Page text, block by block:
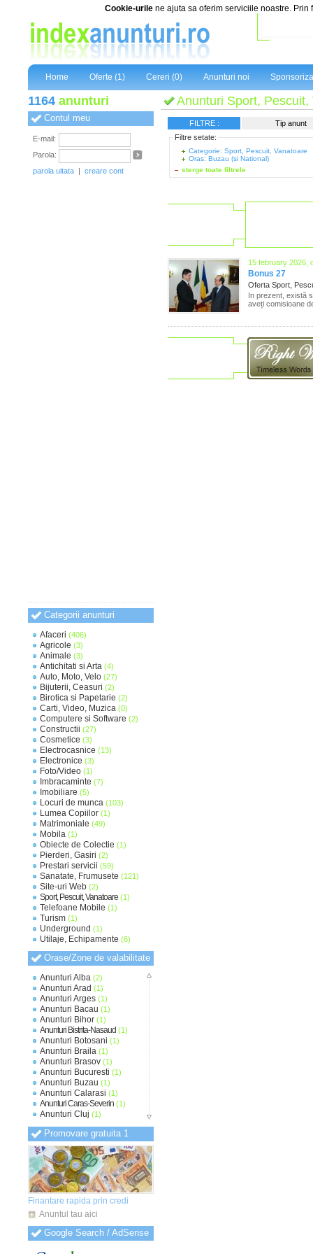
Cookie-urile ne ajuta sa oferim serviciile noastre.
Home Oferte (1) Cereri (0) Anunturi noi
1164 anunturi
Contul meu
E-mail:
Parola:
parola uitata | creare cont
Categorii anunturi
Afaceri (406)
Agricole (3)
Animale (3)
Antichitati si Arta (4)
Auto, Moto, Velo (27)
Bijuterii, Ceasuri (2)
Birotica si Papetarie (2)
Carti, Video, Muzica (0)
Computere si Software (2)
Constructii (27)
Cosmetice (3)
Electrocasnice (13)
Electronice (3)
Foto/Video (1)
Imbracaminte (7)
Imobiliare (5)
Locuri de munca (103)
Lumea Copiilor (1)
Matrimoniale (49)
Mobila (1)
Obiecte de Colectie (1)
Pierderi, Gasiri (2)
Prestari servicii (59)
Sanatate, Frumusete (121)
Site-uri Web (2)
Sport, Pescuit, Vanatoare (1)
Telefoane Mobile (1)
Turism (1)
Underground (1)
Utilaje, Echipamente (6)
Orase/Zone de valabilitate
Anunturi Alba (2)
Anunturi Arad (1)
Anunturi Arges (1)
Anunturi Bacau (1)
Anunturi Bihor (1)
Anunturi Bistrita-Nasaud (1)
Anunturi Botosani (1)
Anunturi Braila (1)
Anunturi Brasov (1)
Anunturi Bucuresti (1)
Anunturi Buzau (1)
Anunturi Calarasi (1)
Anunturi Caras-Severin (1)
Anunturi Cluj (1)
Anunturi Constanta
Anunturi Covasna(1)
Anunturi Dambovita(1)
Anunturi Dolj(1)
Anunturi Galati(1)
Anunturi Giurgiu(1)
Anunturi Gorj(1)
Anunturi Harghita (1)
Anunturi Hunedoara
Anunturi Ialomita
Anunturi Iasi(1)
Anunturi Ilfov(1)
Anunturi Maramures
Promovare gratuita 1
Finantare rapida prin credi
Anuntul tau aici
Google Search / AdSense
Anunturi Sport,
FILTRE :
Tip anunt
Filtre setate:
Categorie: Sport, Pescuit, Vanatoare
Oras: Buzau (si National)
sterge toate filtrele
15 february 2026,
Bonus 27
Oferta Sport,
In prezent, există
aveți comisioane